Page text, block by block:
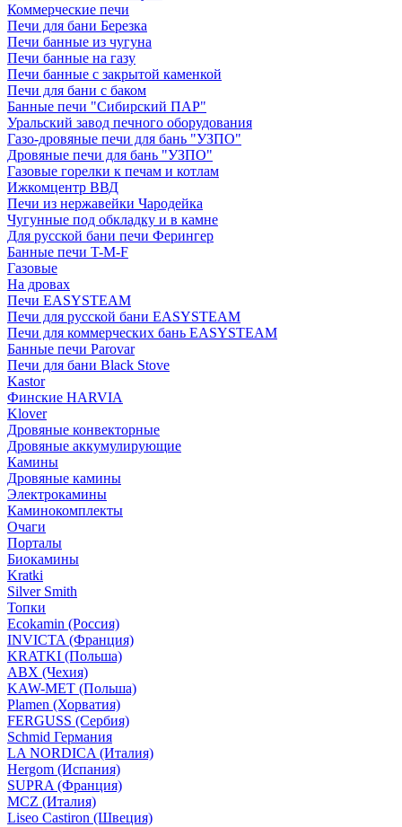
Коммерческие печи
Печи для бани Березка
Печи банные из чугуна
Печи банные на газу
Печи банные с закрытой каменкой
Печи для бани с баком
Банные печи "Сибирский ПАР"
Уральский завод печного оборудования
Газо-дровяные печи для бань "УЗПО"
Дровяные печи для бань "УЗПО"
Газовые горелки к печам и котлам
Ижкомцентр ВВД
Печи из нержавейки Чародейка
Чугунные под обкладку и в камне
Для русской бани печи Ферингер
Банные печи T-M-F
Газовые
На дровах
Печи EASYSTEAM
Печи для русской бани EASYSTEAM
Печи для коммерческих бань EASYSTEAM
Банные печи Parovar
Печи для бани Black Stove
Kastor
Финские HARVIA
Klover
Дровяные конвекторные
Дровяные аккумулирующие
Камины
Дровяные камины
Электрокамины
Каминокомплекты
Очаги
Порталы
Биокамины
Kratki
Silver Smith
Топки
Ecokamin (Россия)
INVICTA (Франция)
KRATKI (Польша)
ABX (Чехия)
KAW-MET (Польша)
Plamen (Хорватия)
FERGUSS (Сербия)
Schmid Германия
LA NORDICA (Италия)
Hergom (Испания)
SUPRA (Франция)
MCZ (Италия)
Liseo Castiron (Швеция)